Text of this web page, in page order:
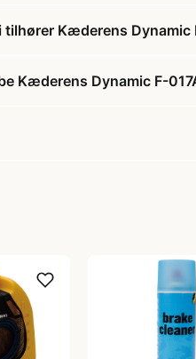
tilhører Kæderens Dynamic
Kæderens Dynamic F-